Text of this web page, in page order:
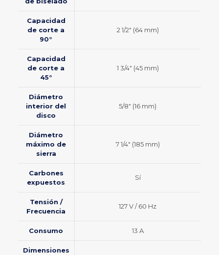
Capacidad
de corte a
90°
2 1/2″ (64 mm)
Capacidad
de corte a
45°
1 3/4″ (45 mm)
Diámetro
interior del
disco
5/8″ (16 mm)
Diámetro
máximo de
sierra
7 1/4″ (185 mm)
Carbones
expuestos
Sí
Tensión /
Frecuencia
127 V / 60 Hz
Consumo 13 A
Dimensiones